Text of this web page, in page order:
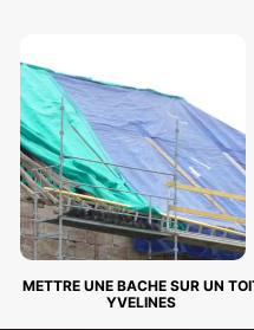
METTRE UNE BACHE SUR UN
YVELINES